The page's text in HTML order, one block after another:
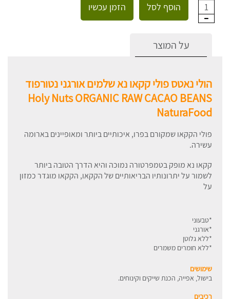
1 הוסף לסל הזמן עכשיו
על המוצר
הולי נאטס פולי קקאו נא שלמים אורגני נטורפוד
Holy Nuts ORGANIC RAW CACAO BEANS
NaturaFood
פולי הקקאו שמקורם בפרו, איכותיים ביותר ומאופיינים בארומה
עשירה.
קקאו נא מופק בטמפרטורה נמוכה והיא הדרך הטובה ביותר
לשמור על יתרונותיו הבריאותיים של הקקאו, הקקאו מוגדר כמזון
על
*טבעוני
*אורגני
*ללא גלוטן
*ללא חומרים משמרים
שימושים
בישול, אפייה, הכנת שייקים וקינוחים.
רכיבים